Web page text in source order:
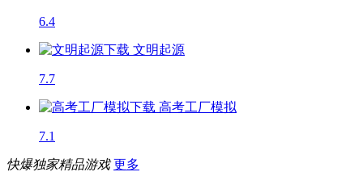
6.4
文明起源
7.7
高考工厂模拟
7.1
快爆独家精品游戏 更多